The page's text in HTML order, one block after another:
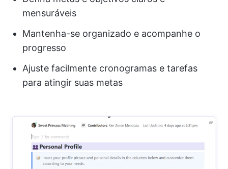
mensuráveis
Mantenha-se organizado e acompanhe o
progresso
Ajuste facilmente cronogramas e tarefas
para atingir suas metas